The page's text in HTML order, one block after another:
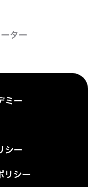
ター
ミー
シー
リシー